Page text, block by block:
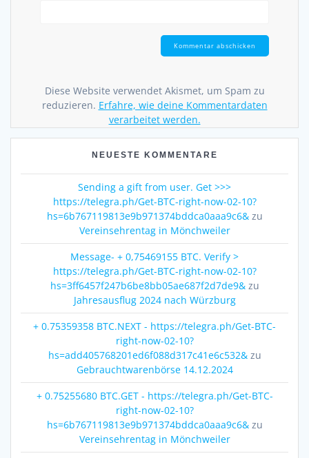
Diese Website verwendet Akismet, um Spam zu
reduzieren. Erfahre, wie deine Kommentardaten
verarbeitet werden.
NEUESTE KOMMENTARE
Sending a gift from user. Get >>>
https://telegra.ph/Get-BTC-right-now-02-10?
hs=6b767119813e9b971374bddca0aaa9c6&zu
Vereinsehrentag in Mönchweiler
Message- + 0,75469155 BTC. Verify >
https://telegra.ph/Get-BTC-right-now-02-10?
hs=3ff6457f247b6be8bb05ae687f2d7de9&zu
Jahresausflug 2024 nach Würzburg
+ 0.75359358 BTC.NEXT - https://telegra.ph/Get-BTC-
right-now-02-10?
hs=add405768201ed6f088d317c41e6c532&zu
Gebrauchtwarenbörse 14.12.2024
+ 0.75255680 BTC.GET - https://telegra.ph/Get-BTC-
right-now-02-10?
hs=6b767119813e9b971374bddca0aaa9c6&zu
Vereinsehrentag in Mönchweiler